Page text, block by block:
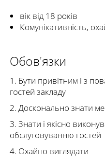
вік від 18 років
Комунікативність,
Обов'язки
1. Бути привітним і з
гостей закладу
2. Досконально знати
3. Знати і якісно
обслуговуванню гостей
4. Охайно виглядати